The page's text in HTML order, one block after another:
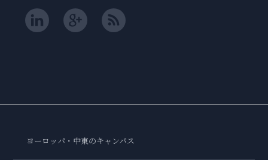
ヨーロッパ・中東のキャンパス